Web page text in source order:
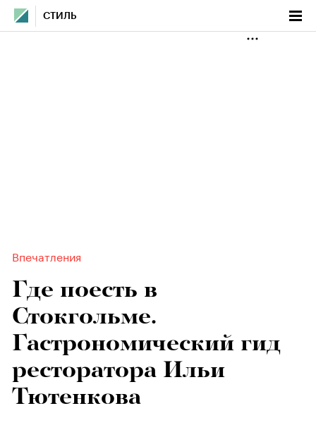
СТИЛЬ
Впечатления
Где поесть в
Стокгольме.
Гастрономический гид
ресторатора Ильи
Тютенкова